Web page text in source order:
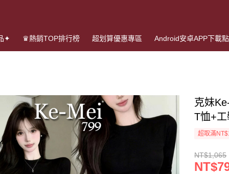
✦ ♛熱銷TOP排行榜 超划算優惠專區 Android安卓APP下載
克妹
T恤+
超取滿
NT$1,065